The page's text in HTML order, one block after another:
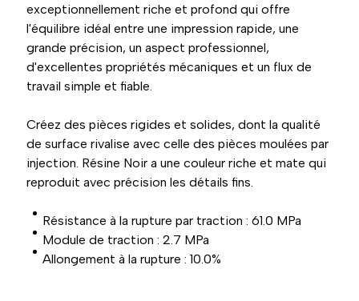
exceptionnellement riche et profond qui offre
l'équilibre idéal entre une impression rapide, une
grande précision, un aspect professionnel,
d'excellentes propriétés mécaniques et un flux de
travail simple et fiable.
Créez des pièces rigides et solides, dont la qualité
de surface rivalise avec celle des pièces moulées par
injection. Résine Noir a une couleur riche et mate qui
reproduit avec précision les détails fins.
Résistance à la rupture par traction : 61.0 MPa
Module de traction : 2.7 MPa
Allongement à la rupture : 10.0%